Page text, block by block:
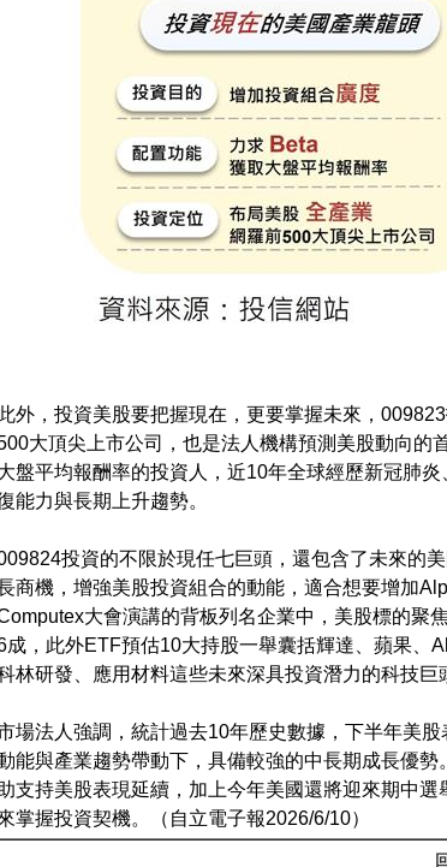
外，投資美股要把握現在，更要掌握未來，
大頂尖上市公司，也是法人機構預測美股動向的
盤平均報酬率的投資人，近10年全球經歷新冠肺
能力與長期上升趨勢。
投資的不限於現任七巨頭，還包含了未來的
商機，增強美股投資組合的動能，適合想要增加
大會演講的背板列名企業中，美股標的聚
成，此外ETF預估10大持股一舉囊括輝達、蘋果、
林研發、應用材料這些未來深具投資潛力的科技巨
場法人強調，統計過去10年歷史數據，下半年美
能與產業趨勢帶動下，具備較強的中長期成長優
助支持美股表現延續，加上今年美國還將迎來期中
掌握投資契機。（自立電子報2026/6/10）